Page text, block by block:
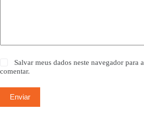
Salvar meus dados neste navegador para
comentar.
Enviar